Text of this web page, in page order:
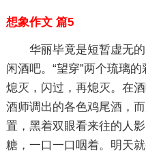
想象作文 篇5
华丽毕竟是短暂虚无
闲酒吧。“望穿”两个琉璃
熄灭，闪过，再熄灭。在
酒师调出的各色鸡尾酒，
置，黑着双眼看来往的人
糖，一口一口咽着。明天